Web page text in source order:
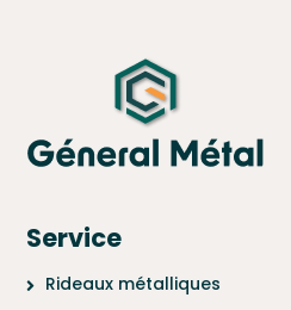
Service
Rideaux métalliques